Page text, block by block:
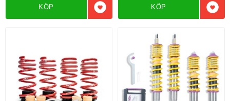
Lägg till i favoriter
KÖP KÖP